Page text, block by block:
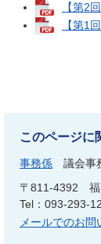
【第2
【第1
このページに
事務係
議会事
〒811-4392
Tel：093-293-
メールでのお問